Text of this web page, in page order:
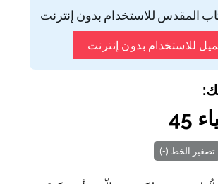
المقدس للاستخدام بدون إنترنت
للاستخدام بدون إنترنت
تصغير الخط (-)